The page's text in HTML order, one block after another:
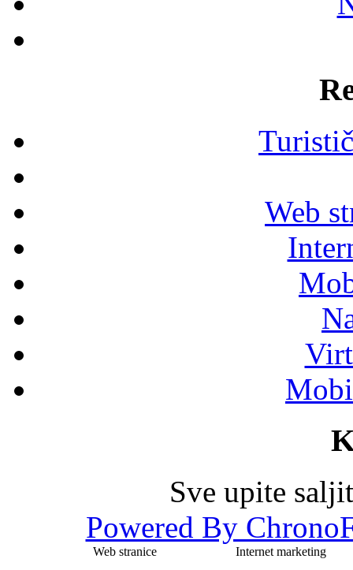
Web
Sve upite
Powered By
Web stranice Internet marketing